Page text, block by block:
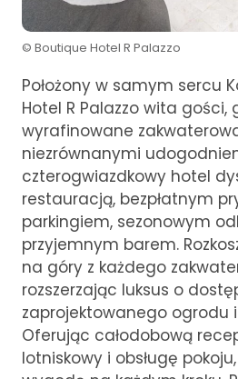
© Boutique Hotel R Palazzo
Położony w samym sercu
Hotel R Palazzo wita gości,
wyrafinowane
niezrównanymi
czterogwiazdkowy hotel
restauracją, bezpłatnym
parkingiem, sezonowym
przyjemnym barem.
na góry z każdego
rozszerzając luksus o
zaprojektowanego ogrodu
Oferując całodobową
lotniskowy i obsługę